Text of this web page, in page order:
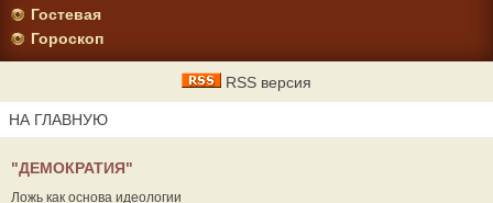
Гостевая
Гороскоп
RSS версия
НА ГЛАВНУЮ
"ДЕМОКРАТИЯ"
Ложь как основа идеологии